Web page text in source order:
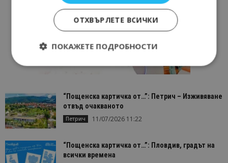
“Пощенска картичка от…”: Петрич – Изживяване
отвъд очакваното
Петрич 11/07/2026 11:22
“Пощенска картичка от…”: Пловдив, градът на
всички времена
ОТХВЪРЛЕТЕ ВСИЧКИ
ПОКАЖЕТЕ ПОДРОБНОСТИ
Таргетиране
Функционалност
Строго необходимите бисквитки позволяват
основната функционалност на уебсайта, като
акаунта. Уебсайтът не може да се използва
правилно без строго необходими бисквитки.